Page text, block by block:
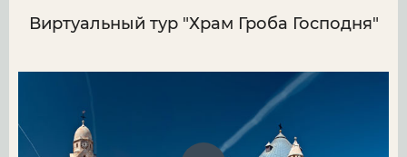
Виртуальный тур "Храм Гроба Господня"